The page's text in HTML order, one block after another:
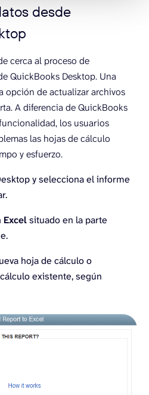
desde
cerca al proceso de
QuickBooks Desktop. Una
opción de actualizar archivos
A diferencia de QuickBooks
los usuarios
las hojas de cálculo
y esfuerzo.
y selecciona el informe
Excelsituado en la parte
hoja de cálculo o
existente, según